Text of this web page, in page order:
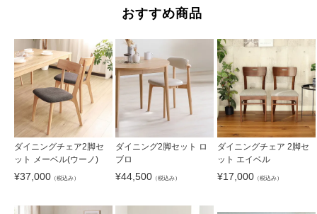
おすすめ商品
ダイニングチェア2脚セ
ット メーベル(ウーノ)
¥37,000 （税込み）
ダイニング2脚セット ロ
ブロ
¥44,500 （税込み）
ダイニングチェア 2脚セ
ット エイベル
¥17,000（税込み）